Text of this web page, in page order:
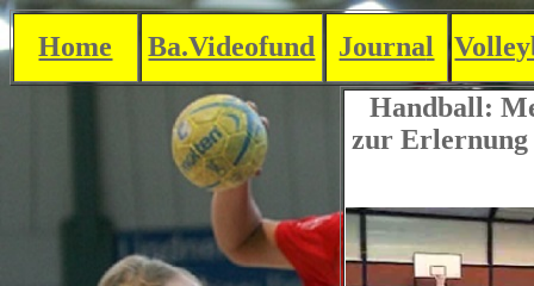
Home Ba.Videofund Journal
Handball:
zur Erlernung